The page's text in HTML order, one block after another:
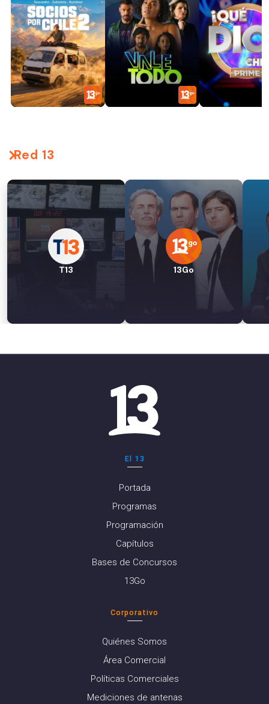
Red 13
T13 13Go
El 13
Portada
Programas
Programación
Capítulos
Bases de Concursos
13Go
Corporativo
Quiénes Somos
Área Comercial
Políticas Comerciales
Mediciones de antenas